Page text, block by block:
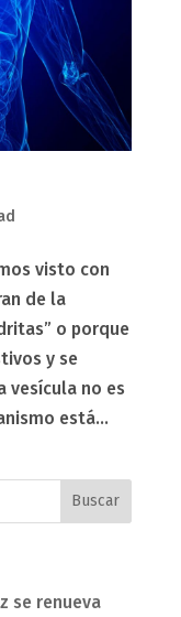
visto con
de la
o porque
y se
vesícula no es
está...
se renueva